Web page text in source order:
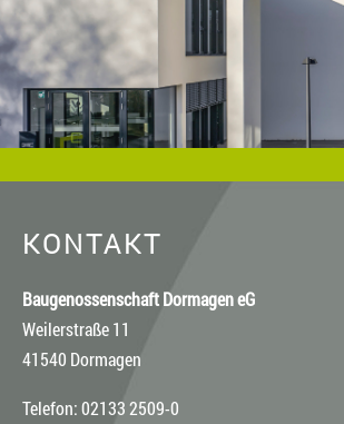
den jeweiligen Rechteinhaber, wenn Sie das
verwenden wollen.
KONTAKT
Baugenossenschaft Dormagen eG
Weilerstraße 11
41540 Dormagen
Telefon: 02133 2509-0